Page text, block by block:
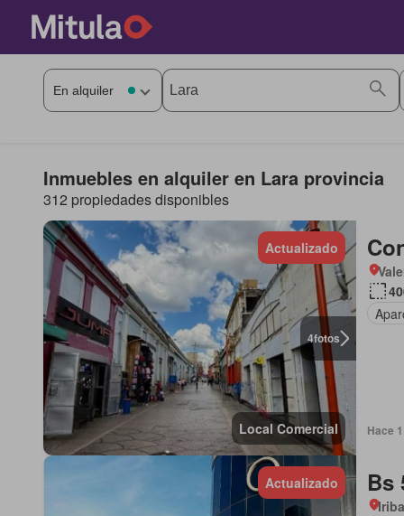
Inmuebles en alquiler en Lara provincia
312 propiedades disponibles
4fotos
Actualizado
Local Comercial Hace
Actualizado Bs